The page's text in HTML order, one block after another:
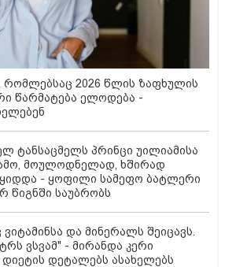
რომლებსაც 2026 წლის ზაფხულის
წარმატება ელოდება -
ტანსაცმელს პრინცი უილიამისა
მოულოდნელად, ხშირად
ყიდდა - ყოფილი სამეფო ბატლერი
წიგნში საუბრობს
და მინერალს შეიცავს.
ვსვამ" - მირანდა კერი
დეტალებს ასახელებს